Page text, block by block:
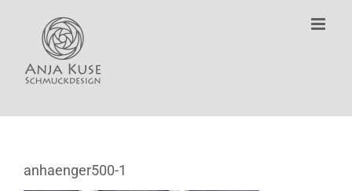
springen
anhaenger500-1